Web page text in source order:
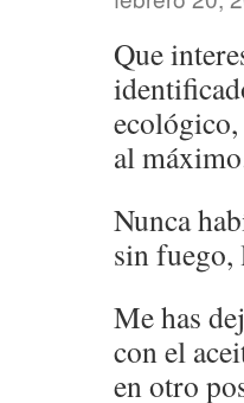
Que
al
Nunca
sin fuego,
Me has
con el
en otro